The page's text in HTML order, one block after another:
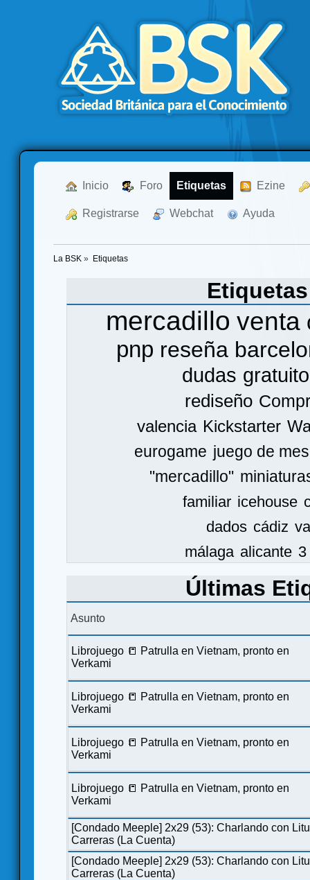
Inicio Foro Etiquetas Ezine
Registrarse Webchat Ayuda
La BSK » Etiquetas
mercadillo venta
pnp reseña
dudas gratuito
rediseño
valencia Kickstarter
eurogame juego de
"mercadillo"
familiar icehouse
dados cádiz
málaga alicante
Últimas
Asunto
Librojuego 📒 Patrulla en Vietnam, pronto en
Verkami
Librojuego 📒 Patrulla en Vietnam, pronto en
Verkami
Librojuego 📒 Patrulla en Vietnam, pronto en
Verkami
Librojuego 📒 Patrulla en Vietnam, pronto en
Verkami
[Condado Meeple] 2x29 (53): Charlando con
Carreras (La Cuenta)
[Condado Meeple] 2x29 (53): Charlando con
Carreras (La Cuenta)